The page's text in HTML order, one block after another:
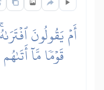
أَمۡ يَقُولُونَ
قَوۡمٗا مَّآ